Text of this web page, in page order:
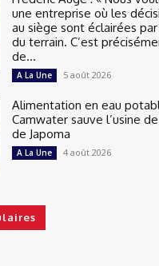
une entreprise où les
au siège sont éclairées
du terrain. C’est
de...
A La Une 5 août 2026
Alimentation en eau
Camwater sauve l’usine
de Japoma
A La Une 4 août 2026